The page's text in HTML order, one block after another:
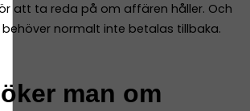
att ta reda på om affären håller. Och
normalt inte betalas tillbaka.
man om